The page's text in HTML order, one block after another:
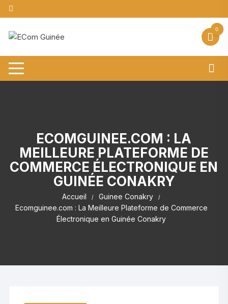
Aller
au
contenu
0
ECOMGUINEE.COM : LA
MEILLEURE PLATEFORME DE
COMMERCE ÉLECTRONIQUE EN
GUINÉE CONAKRY
Accueil
Guinee Conakry
Ecomguinee.com : La Meilleure Plateforme de Commerce
Électronique en Guinée Conakry